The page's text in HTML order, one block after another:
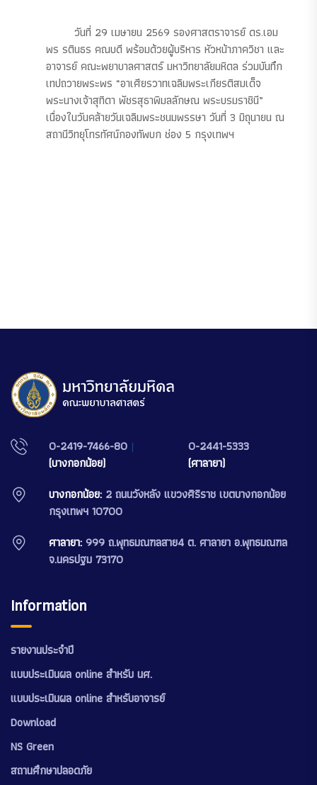
วันที่ 29 เมษายน 2569 รองศาสตราจารย์ ดร.เอม
พร รตินธร คณบดี พร้อมด้วยผู้บริหาร หัวหน้าภาควิชา และ
อาจารย์ คณะพยาบาลศาสตร์ มหาวิทยาลัยมหิดล ร่วมบันทึก
เทปถวายพระพร “อาเศียรวาทเฉลิมพระเกียรติสมเด็จ
พระนางเจ้าสุทิดา พัชรสุธาพิมลลักษณ พระบรมราชินี”
เนื่องในวันคล้ายวันเฉลิมพระชนมพรรษา วันที่ 3 มิถุนายน ณ
สถานีวิทยุโทรทัศน์กองทัพบก ช่อง 5 กรุงเทพฯ
0-2419-7466-80 |
(บางกอกน้อย)
0-2441-5333
(ศาลายา)
บางกอกน้อย: 2 ถนนวังหลัง แขวงศิริราช เขตบางกอกน้อย
กรุงเทพฯ 10700
ศาลายา: 999 ถ.พุทธมณฑลสาย4 ต. ศาลายา อ.พุทธมณฑล
จ.นครปฐม 73170
Information
รายงานประจำปี
แบบประเมินผล online สำหรับ นศ.
แบบประเมินผล online สำหรับอาจารย์
Download
NS Green
สถานศึกษาปลอดภัย